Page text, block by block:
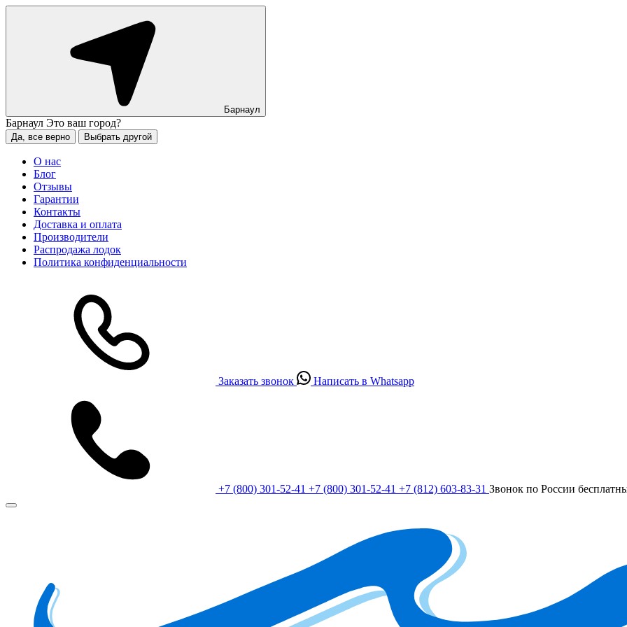
Барнаул
Барнаул Это ваш город?
Да, все верно Выбрать другой
О нас
Блог
Отзывы
Гарантии
Контакты
Доставка и оплата
Производители
Распродажа лодок
Политика конфиденциальности
Заказать звонок Написать в Whatsapp
+7 (800) 301-52-41 +7 (800) 301-52-41 +7 (812) 603-83-31 Звонок по России